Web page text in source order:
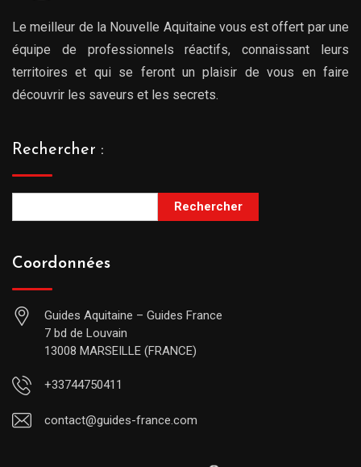
Le meilleur de la Nouvelle Aquitaine vous est offert par une
équipe de professionnels réactifs, connaissant leurs
territoires et qui se feront un plaisir de vous en faire
découvrir les saveurs et les secrets.
Rechercher :
Rechercher
Coordonnées
Guides Aquitaine – Guides France
7 bd de Louvain
13008 MARSEILLE (FRANCE)
+33744750411
contact@guides-france.com